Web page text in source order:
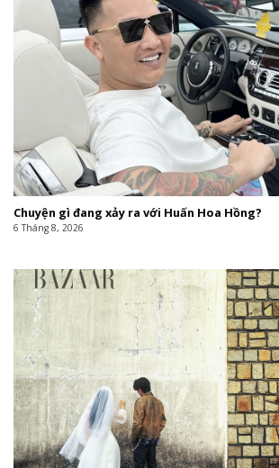
Chuyện gì đang xảy ra với Huấn Hoa Hồng?
6 Tháng 8, 2026